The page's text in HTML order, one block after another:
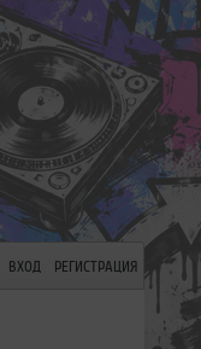
ВХОД РЕГИСТРАЦИЯ